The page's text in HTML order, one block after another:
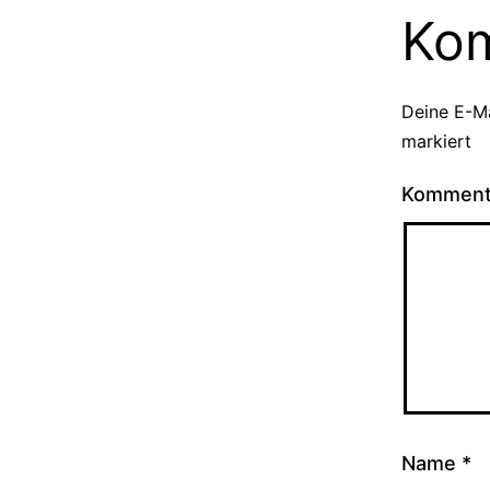
Deine E-
markiert
Name *